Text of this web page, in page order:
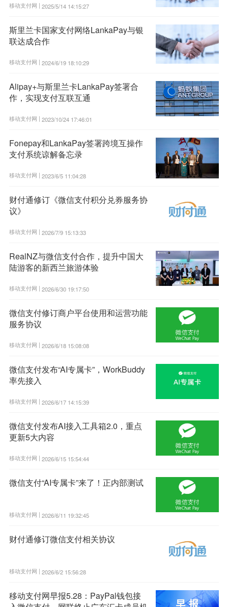
移动支付网 | 2025/5/14 14:15:27
斯里兰卡国家支付网络LankaPay与银
联达成合作
移动支付网 | 2024/6/19 18:10:29
Alipay+与斯里兰卡LankaPay签署合
作，实现支付互联互通
移动支付网 | 2023/10/24 17:46:01
Fonepay和LankaPay签署跨境互操作
支付系统谅解备忘录
移动支付网 | 2023/6/5 11:04:28
财付通修订《微信支付积分兑券服务协
议》
移动支付网 | 2026/7/9 15:13:33
RealNZ与微信支付合作，提升中国大
陆游客的新西兰旅游体验
移动支付网 | 2026/6/30 19:17:50
微信支付修订商户平台使用和运营功能
服务协议
移动支付网 | 2026/6/18 15:08:08
微信支付发布“AI专属卡”，WorkBuddy
率先接入
移动支付网 | 2026/6/17 14:15:39
微信支付发布AI接入工具箱2.0，重点
更新5大内容
移动支付网 | 2026/6/15 15:54:44
微信支付“AI专属卡”来了！正内部测试
移动支付网 | 2026/6/11 19:32:45
财付通修订微信支付相关协议
移动支付网 | 2026/6/2 15:56:28
移动支付网早报5.28：PayPal钱包接